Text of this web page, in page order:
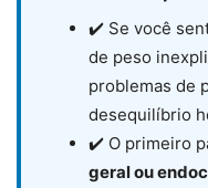
✔️ Se você
de peso
problemas de
desequilíbrio
✔️ O primeiro
geral ou